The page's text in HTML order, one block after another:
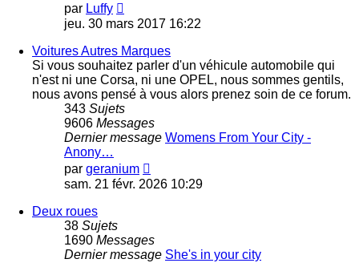
par Luffy
le
message
jeu. 30 mars 2017 16:22
Voitures Autres Marques
Si vous souhaitez parler d'un véhicule automobile qui
n'est ni une Corsa, ni une OPEL, nous sommes gentils,
nous avons pensé à vous alors prenez soin de ce forum.
343 Sujets
9606 Messages
Dernier message Womens From Your City -
Anony…
par geranium
le
sam. 21 févr. 2026 10:29
Deux roues
38 Sujets
1690 Messages
Dernier message She's in your city